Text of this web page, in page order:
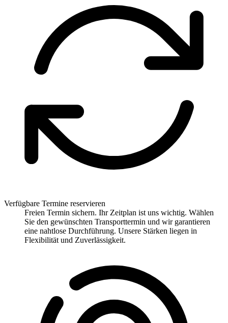
Verfügbare Termine reservieren
Freien Termin sichern. Ihr Zeitplan ist uns wichtig. Wählen
Sie den gewünschten Transporttermin und wir garantieren
eine nahtlose Durchführung. Unsere Stärken liegen in
Flexibilität und Zuverlässigkeit.